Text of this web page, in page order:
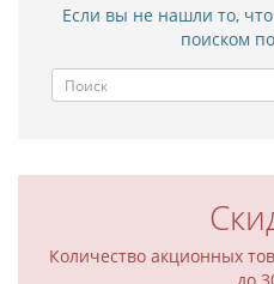
Если вы не нашли то,
поиском
Количество акционных